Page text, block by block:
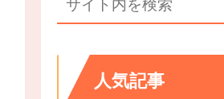
人気記事